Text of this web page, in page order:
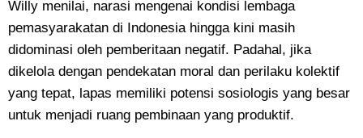
Willy menilai, narasi mengenai kondisi lembaga
pemasyarakatan di Indonesia hingga kini masih
didominasi oleh pemberitaan negatif. Padahal, jika
dikelola dengan pendekatan moral dan perilaku kolektif
yang tepat, lapas memiliki potensi sosiologis yang besar
untuk menjadi ruang pembinaan yang produktif.